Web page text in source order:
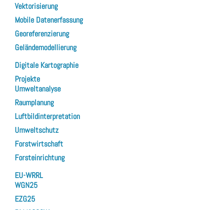
Vektorisierung
Mobile Datenerfassung
Georeferenzierung
Geländemodellierung
Digitale Kartographie
Projekte
Umweltanalyse
Raumplanung
Luftbildinterpretation
Umweltschutz
Forstwirtschaft
Forsteinrichtung
EU-WRRL
WGN25
EZG25